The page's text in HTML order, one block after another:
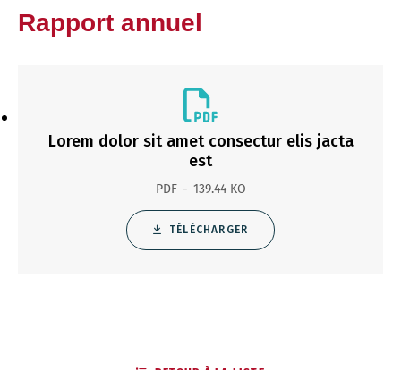
Rapport annuel
Lorem dolor sit amet consectur elis jacta
est
PDF 139.44 KO
TÉLÉCHARGER